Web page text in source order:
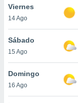
disponible
cookies
aceptar
Viernes
14 Ago
Sábado
15 Ago
Domingo
16 Ago